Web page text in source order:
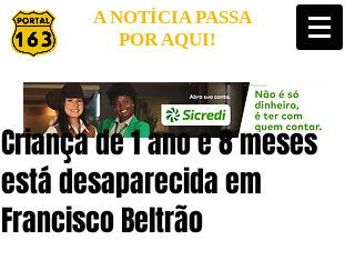
A NOTÍCIA PASSA
POR AQUI!
Criança de 1 ano e 8 meses
está desaparecida em
Francisco Beltrão